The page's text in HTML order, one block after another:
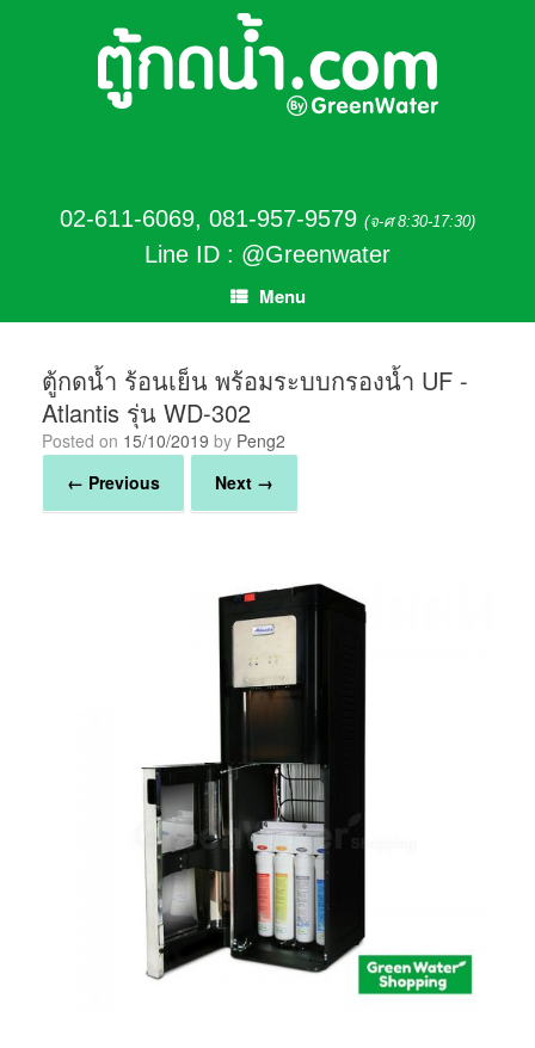
02-611-6069, 081-957-9579 (จ-ศ 8:30-17:30)
Line ID : @Greenwater
Menu
ตู้กดน้ำ ร้อนเย็น พร้อมระบบกรองน้ำ UF -
Atlantis รุ่น WD-302
Posted on 15/10/2019 by Peng2
← Previous
Next →